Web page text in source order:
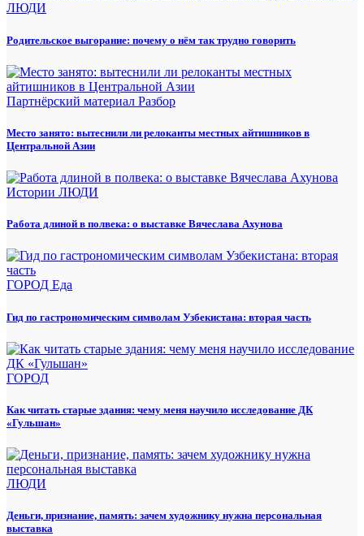
ЛЮДИ
Родительское выгорание: почему о нём так трудно говорить
Партнёрский материал Разбор
Место занято: вытеснили ли релоканты местных айтишников в
Центральной Азии
Истории ЛЮДИ
Работа длиной в полвека: о выставке Вячеслава Ахунова
ГОРОД Еда
Гид по гастрономическим символам Узбекистана: вторая часть
ГОРОД
Как читать старые здания: чему меня научило исследование ДК
«Гульшан»
ЛЮДИ
Деньги, признание, память: зачем художнику нужна персональная
выставка